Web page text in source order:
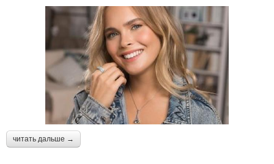
читать дальше →